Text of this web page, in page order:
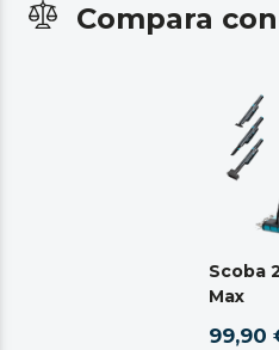
Compara
Scoba
Max
99,90